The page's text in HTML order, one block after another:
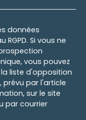
données
Si vous ne
vous pouvez
liste d'opposition
par l'article
sur le site
par courrier